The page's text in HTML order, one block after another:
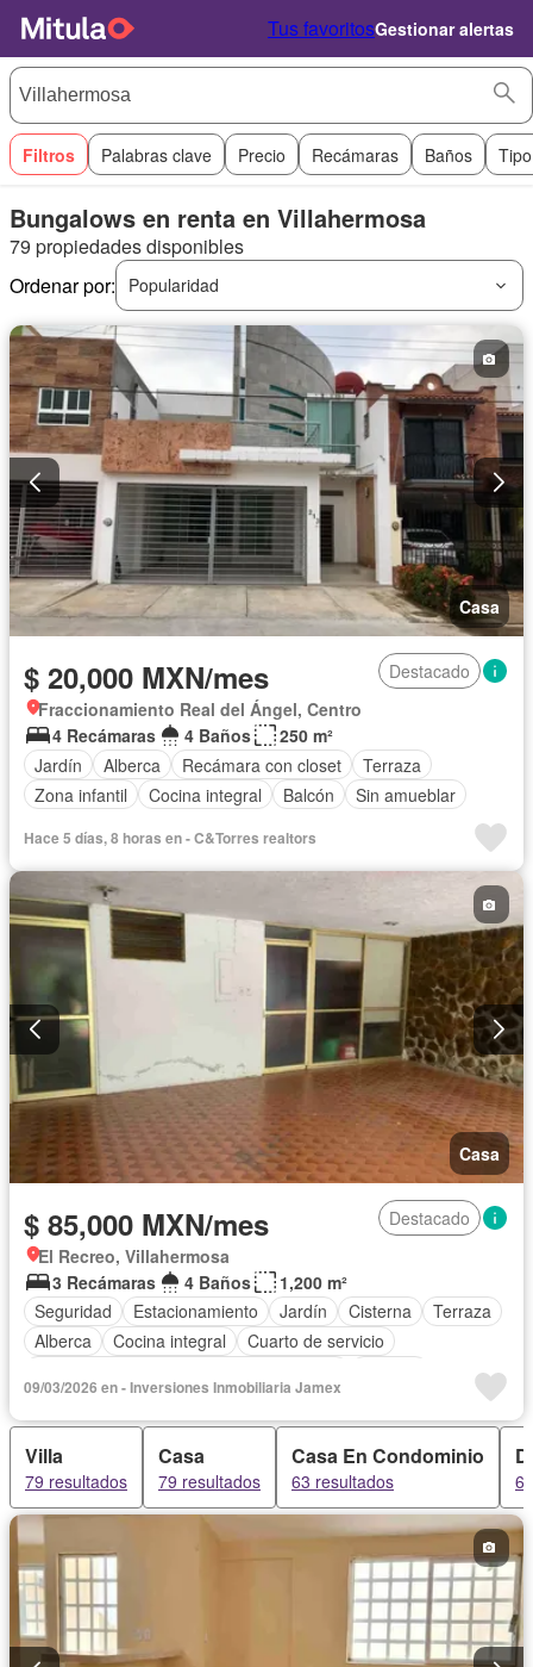
Tus favoritosGestionar alertas
Filtros Palabras clave Precio Recámaras Baños
Bungalows en renta en Villahermosa
79 propiedades disponibles
Ordenar por:
Popularidad
Casa
$ 20,000 MXN/mes
Destacado
Fraccionamiento Real del Ángel, Centro
4 Recámaras
4 Baños
250 m²
Jardín
Alberca Recámara con closet
Terraza
Zona infantil
Cocina integral Balcón Sin amueblar
Hace 5 días, 8 horas en - C&Torres realtors
Casa
$ 85,000 MXN/mes
Destacado
El Recreo, Villahermosa
3 Recámaras
4 Baños
1,200 m²
Seguridad
Estacionamiento Jardín Cisterna
Terraza
Alberca
Cocina integral
Cuarto de servicio
Cocina equipada
Bodega
Aire acondicionado
Circuito cerrado de televisión
Electricidad
Agua
Gas natural
Televisión por cable
Zonas verdes
Despacho
Recámara con closet Conserje
Permite mascotas
Permite niños Sin amueblar
09/03/2026 en - Inversiones Inmobiliaria Jamex
Villa
79 resultados
Casa
79 resultados
Casa En Condominio
63 resultados